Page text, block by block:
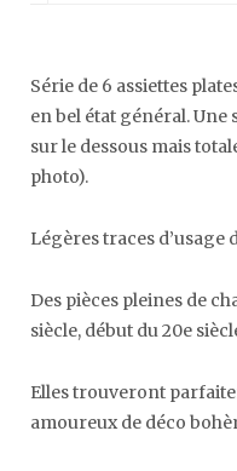
Série de 6 assiettes
en bel état général. Une
sur le dessous mais
photo).
Légères traces d’usage
Des pièces pleines de
siècle, début du 20e
Elles trouveront
amoureux de déco